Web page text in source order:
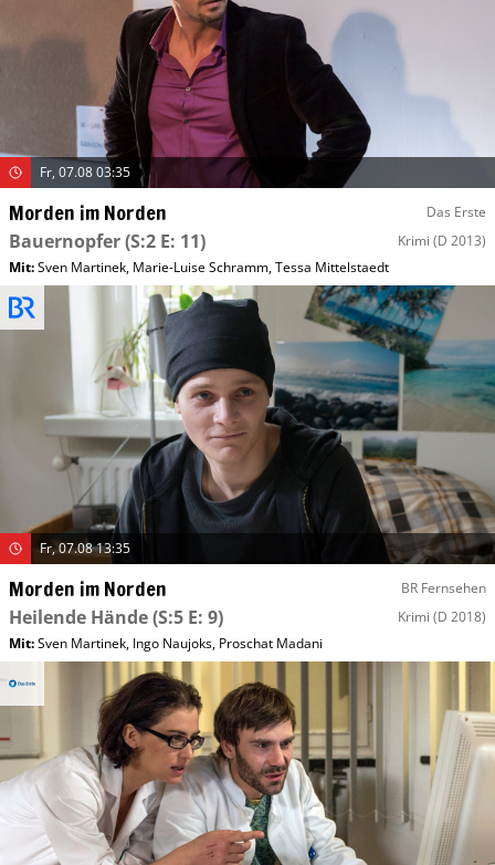
Fr, 07.08 03:35
Morden im Norden Das Erste
Bauernopfer(S:2 E: 11) Krimi (D 2013)
Mit:Sven Martinek, Marie-Luise Schramm,Tessa Mittelstaedt
Fr, 07.08 13:35
Morden im Norden BR Fernsehen
Heilende Hände(S:5 E: 9) Krimi (D 2018)
Mit:Sven Martinek, Ingo Naujoks, Proschat Madani